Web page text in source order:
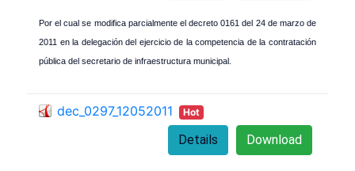
Por el cual se modifica parcialmente el decreto 0161 del 24 de marzo de
2011 en la delegación del ejercicio de la competencia de la contratación
pública del secretario de infraestructura municipal.
dec_0297_12052011 Hot
Download
Details